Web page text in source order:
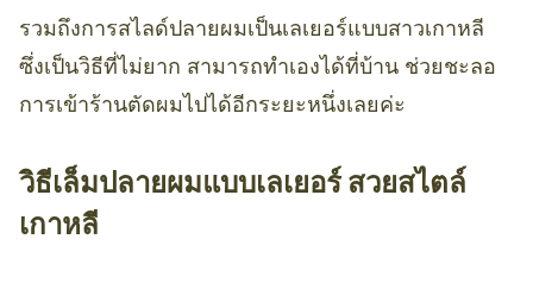
รวมถึงการสไลด์ปลายผมเป็นเลเยอร์แบบสาวเกาหลี
ซึ่งเป็นวิธีที่ไม่ยาก สามารถทำเองได้ที่บ้าน ช่วยชะลอ
การเข้าร้านตัดผมไปได้อีกระยะหนึ่งเลยค่ะ
วิธีเล็มปลายผมแบบเลเยอร์ สวยสไตล์
เกาหลี